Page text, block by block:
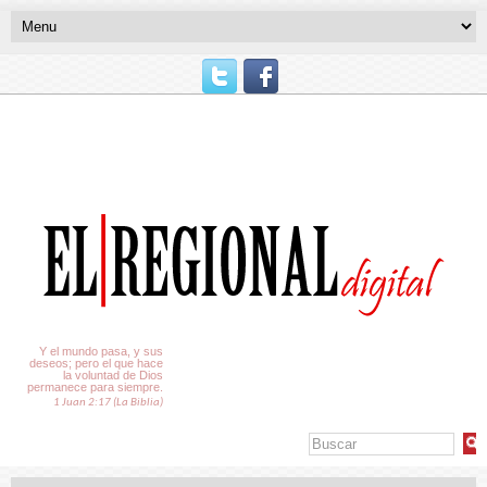
Y el mundo pasa, y sus
deseos; pero el que hace
la voluntad de Dios
permanece para siempre.
1 Juan 2:17 (La Biblia)